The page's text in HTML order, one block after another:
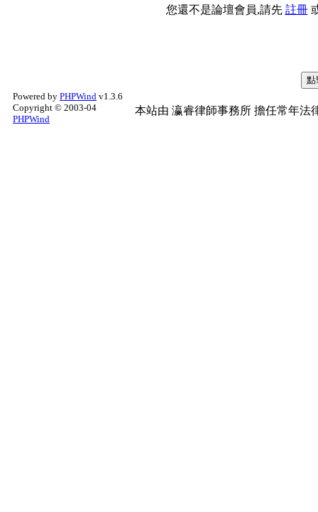
您還不是論壇會員,請先 註冊
Powered by PHPWind v1.3.6
Copyright © 2003-04
PHPWind
本站由 瀛睿律師事務所 擔任常年法